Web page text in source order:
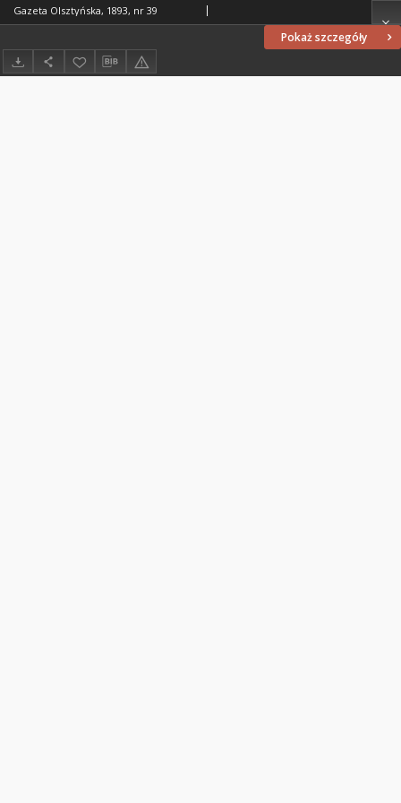
Pokaż szczegóły
Gazeta Olsztyńska, 1893, nr 39